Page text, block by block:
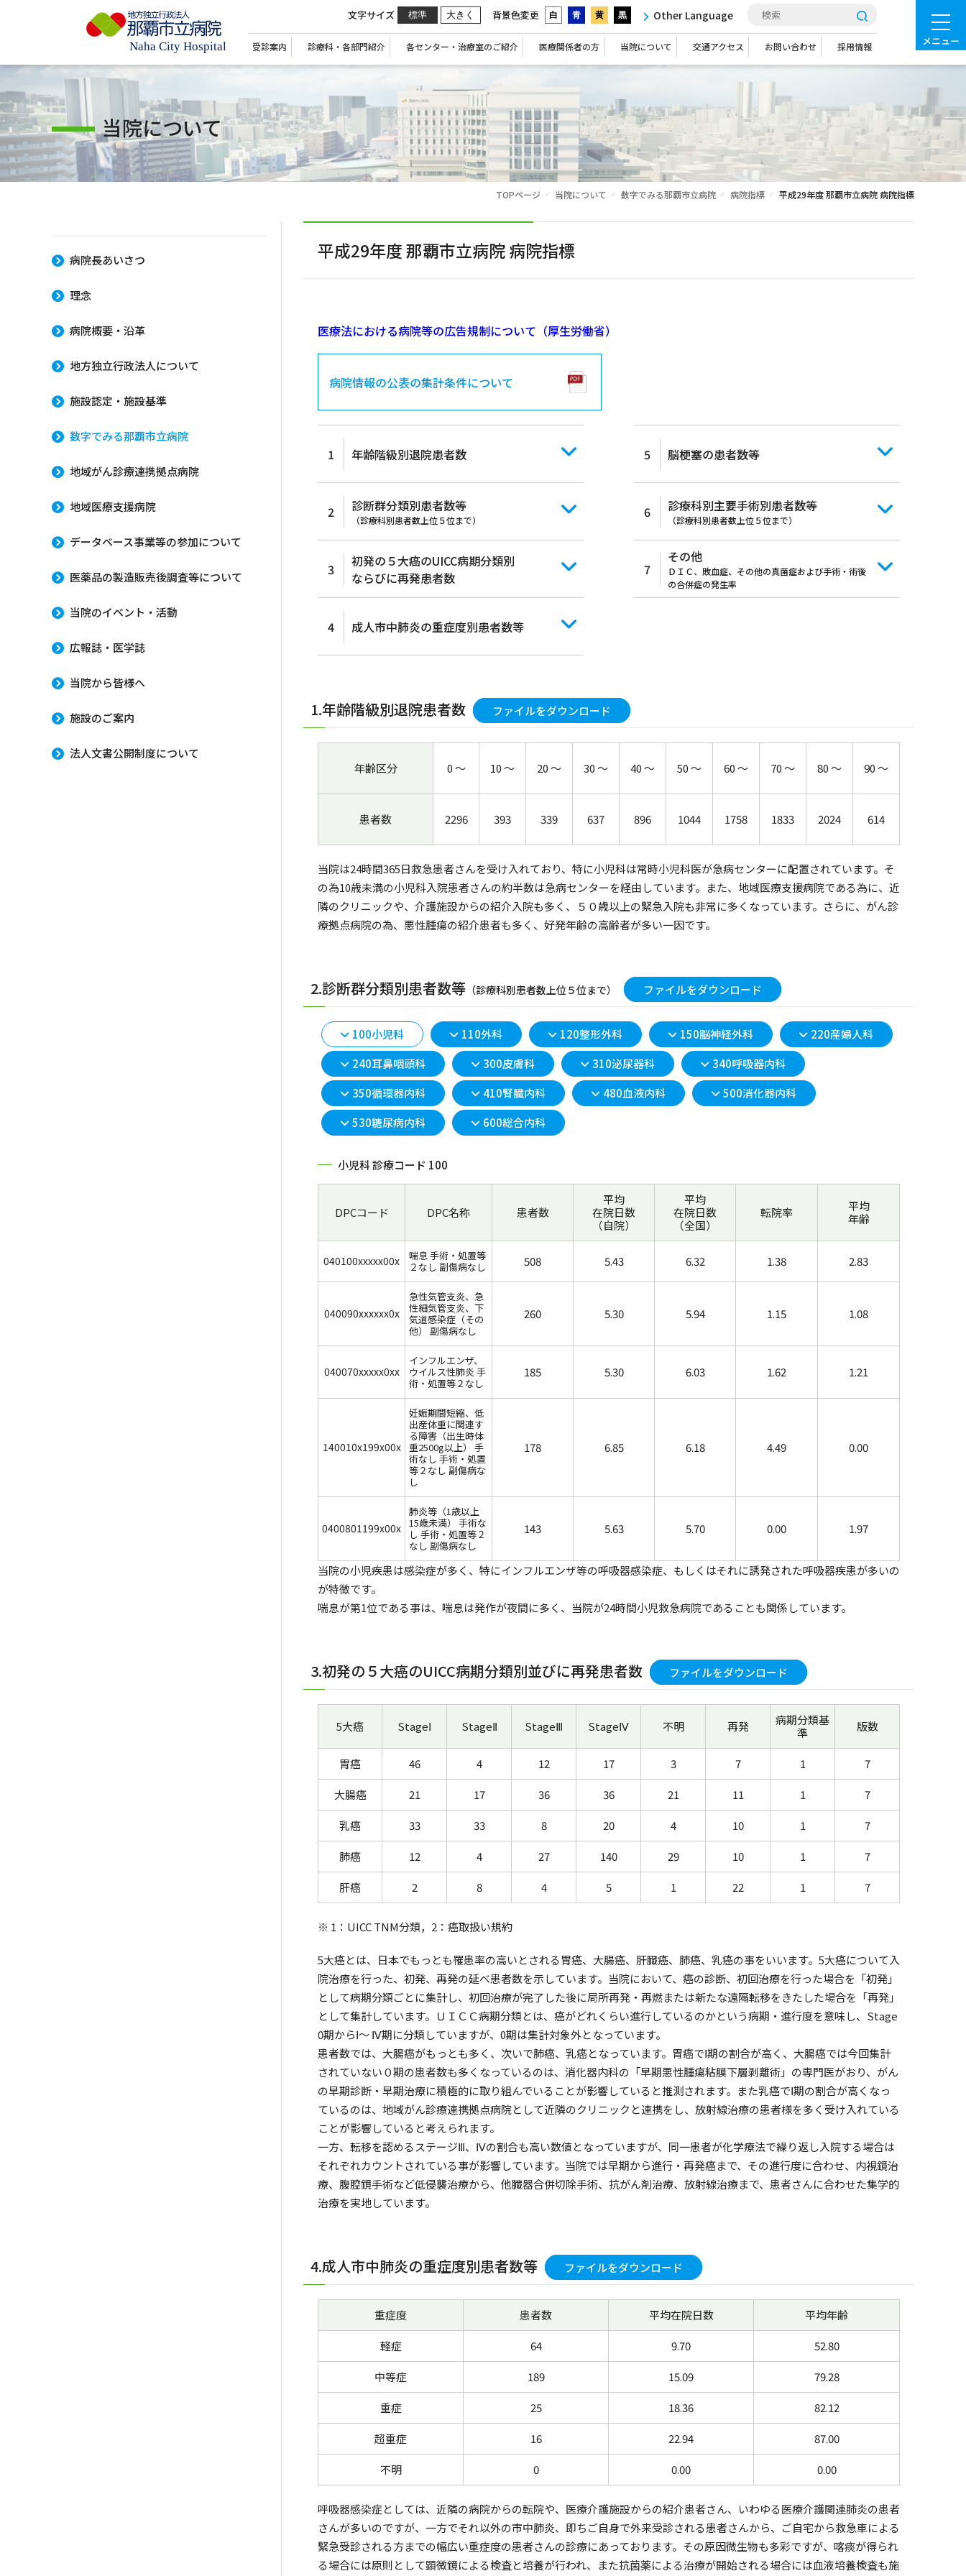
メニュー
文字サイズ 標準 大きく 背景色変更 白 青 黄 黒 Other Language
受診案内 診療科・各部門紹介 各センター・治療室のご紹介 医療関係者の方 当院について 交通アクセス お問い合わせ 採用情報
当院について
TOPページ 当院について 数字でみる那覇市立病院 病院指標 平成29年度 那覇市立病院 病院指標
平成29年度 那覇市立病院 病院指標
医療法における病院等の広告規制について（厚生労働省）
病院情報の公表の集計条件について
1 年齢階級別退院患者数
2 診断群分類別患者数等
（診療科別患者数上位５位まで）
3
初発の５大癌のUICC病期分類別
ならびに再発患者数
4 成人市中肺炎の重症度別患者数等
5 脳梗塞の患者数等
6 診療科別主要手術別患者数等
（診療科別患者数上位５位まで）
7
その他
ＤＩＣ、敗血症、その他の真菌症および手術・術後
の合併症の発生率
1.年齢階級別退院患者数 ファイルをダウンロード
年齢区分 0 ～ 10 ～ 20 ～ 30 ～ 40 ～ 50 ～ 60 ～ 70 ～ 80 ～ 90 ～
患者数 2296 393 339 637 896 1044 1758 1833 2024 614
当院は24時間365日救急患者さんを受け入れており、特に小児科は常時小児科医が急病センターに配置されています。そ
の為10歳未満の小児科入院患者さんの約半数は急病センターを経由しています。また、地域医療支援病院である為に、近
隣のクリニックや、介護施設からの紹介入院も多く、５０歳以上の緊急入院も非常に多くなっています。さらに、がん診
療拠点病院の為、悪性腫瘍の紹介患者も多く、好発年齢の高齢者が多い一因です。
2.診断群分類別患者数等 （診療科別患者数上位５位まで） ファイルをダウンロード
100小児科 110外科 120整形外科 150脳神経外科
220産婦人科
240耳鼻咽頭科
300皮膚科 310泌尿器科
340呼吸器内科
350循環器内科
410腎臓内科 480血液内科
500消化器内科
530糖尿病内科
600総合内科
小児科 診療コード 100
DPCコード DPC名称 患者数
平均
在院日数
（自院）
平均
在院日数
（全国）
転院率
平均
年齢
040100xxxxx00x
喘息 手術・処置等
２なし 副傷病なし
508 5.43 6.32 1.38 2.83
040090xxxxxx0x
急性気管支炎、急
性細気管支炎、下
気道感染症（その
他） 副傷病なし
260 5.30 5.94 1.15 1.08
040070xxxxx0xx
インフルエンザ、
ウイルス性肺炎 手
術・処置等２なし
185 5.30 6.03 1.62 1.21
140010x199x00x
妊娠期間短縮、低
出産体重に関連す
る障害（出生時体
重2500g以上） 手
術なし 手術・処置
等２なし 副傷病な
し
178 6.85 6.18 4.49 0.00
0400801199x00x
肺炎等（1歳以上
15歳未満） 手術な
し 手術・処置等２
なし 副傷病なし
143 5.63 5.70 0.00 1.97
当院の小児疾患は感染症が多く、特にインフルエンザ等の呼吸器感染症、もしくはそれに誘発された呼吸器疾患が多いの
が特徴です。
喘息が第1位である事は、喘息は発作が夜間に多く、当院が24時間小児救急病院であることも関係しています。
3.初発の５大癌のUICC病期分類別並びに再発患者数 ファイルをダウンロード
5大癌 StageⅠ StageⅡ StageⅢ StageⅣ 不明 再発
病期分類基
準
版数
胃癌 46 4 12 17 3 7 1 7
大腸癌 21 17 36 36 21 11 1 7
乳癌 33 33 8 20 4 10 1 7
肺癌 12 4 27 140 29 10 1 7
肝癌 2 8 4 5 1 22 1 7
※ 1：UICC TNM分類，2：癌取扱い規約
5大癌とは、日本でもっとも罹患率の高いとされる胃癌、大腸癌、肝臓癌、肺癌、乳癌の事をいいます。5大癌について入
院治療を行った、初発、再発の延べ患者数を示しています。当院において、癌の診断、初回治療を行った場合を「初発」
として病期分類ごとに集計し、初回治療が完了した後に局所再発・再燃または新たな遠隔転移をきたした場合を「再発」
として集計しています。ＵＩＣＣ病期分類とは、癌がどれくらい進行しているのかという病期・進行度を意味し、Stage
0期からⅠ～ Ⅳ期に分類していますが、0期は集計対象外となっています。
患者数では、大腸癌がもっとも多く、次いで肺癌、乳癌となっています。胃癌でⅠ期の割合が高く、大腸癌では今回集計
されていない０期の患者数も多くなっているのは、消化器内科の「早期悪性腫瘍粘膜下層剥離術」の専門医がおり、がん
の早期診断・早期治療に積極的に取り組んでいることが影響していると推測されます。また乳癌でⅠ期の割合が高くなっ
ているのは、地域がん診療連携拠点病院として近隣のクリニックと連携をし、放射線治療の患者様を多く受け入れている
ことが影響していると考えられます。
一方、転移を認めるステージⅢ、Ⅳの割合も高い数値となっていますが、同一患者が化学療法で繰り返し入院する場合は
それぞれカウントされている事が影響しています。当院では早期から進行・再発癌まで、その進行度に合わせ、内視鏡治
療、腹腔鏡手術など低侵襲治療から、他臓器合併切除手術、抗がん剤治療、放射線治療まで、患者さんに合わせた集学的
治療を実地しています。
4.成人市中肺炎の重症度別患者数等 ファイルをダウンロード
重症度 患者数 平均在院日数 平均年齢
軽症 64 9.70 52.80
中等症 189 15.09 79.28
重症 25 18.36 82.12
超重症 16 22.94 87.00
不明 0 0.00 0.00
呼吸器感染症としては、近隣の病院からの転院や、医療介護施設からの紹介患者さん、いわゆる医療介護関連肺炎の患者
さんが多いのですが、一方でそれ以外の市中肺炎、即ちご自身で外来受診される患者さんから、ご自宅から救急車による
緊急受診される方までの幅広い重症度の患者さんの診療にあっております。その原因微生物も多彩ですが、喀痰が得られ
る場合には原則として顕微鏡による検査と培養が行われ、また抗菌薬による治療が開始される場合には血液培養検査も施
病院長あいさつ
理念
病院概要・沿革
地方独立行政法人について
施設認定・施設基準
数字でみる那覇市立病院
地域がん診療連携拠点病院
地域医療支援病院
データベース事業等の参加について
医薬品の製造販売後調査等について
当院のイベント・活動
広報誌・医学誌
当院から皆様へ
施設のご案内
法人文書公開制度について